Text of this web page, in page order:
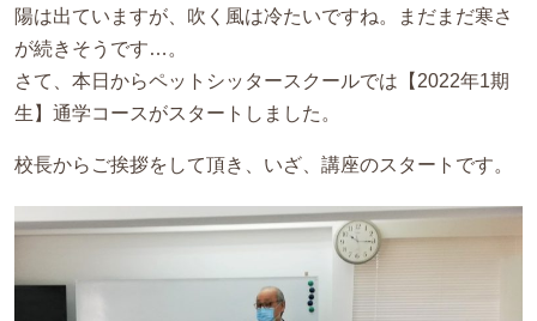
陽は出ていますが、吹く風は冷たいですね。まだまだ寒さ
が続きそうです…。
さて、本日からペットシッタースクールでは【2022年1期
生】通学コースがスタートしました。
校長からご挨拶をして頂き、いざ、講座のスタートです。